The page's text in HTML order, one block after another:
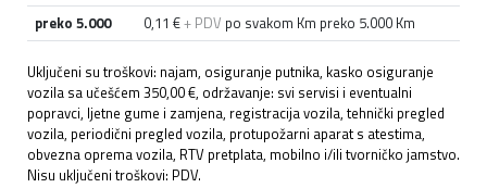
preko 5.000
0,11 €+ PDV po svakom Km preko 5.000 Km
Uključeni su troškovi: najam, osiguranje putnika, kasko osiguranje
vozila sa učešćem 350,00 €, održavanje: svi servisi i eventualni
popravci, ljetne gume i zamjena, registracija vozila, tehnički pregled
vozila, periodični pregled vozila, protupožarni aparat s atestima,
obvezna oprema vozila, RTV pretplata, mobilno i/ili tvorničko jamstvo.
Nisu uključeni troškovi: PDV.